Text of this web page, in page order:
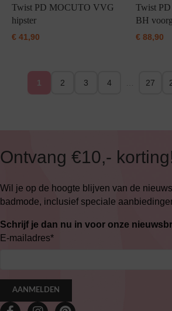
Twist PD MOCUTO VVG
hipster
€ 41,90
Twist
BH
€88,90
1 2 3 4 27
Ontvang €10,-
Wil je op de hoogte blijven van de
badmode, inclusief speciale
Schrijf je dan nu in voor onze
E-mailadres*
AANMELDEN